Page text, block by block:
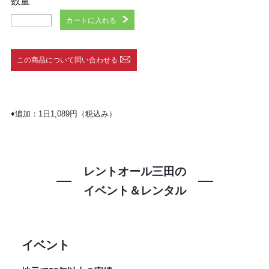
カートに入れる
この商品について問い合わせる
♦︎追加：1日1,089円（税込み）
レントオール三田の
イベント＆レンタル
イベント